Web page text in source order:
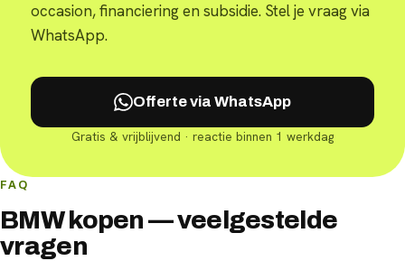
occasion, financiering en subsidie. Stel je vraag via
WhatsApp.
Offerte via WhatsApp
Gratis & vrijblijvend · reactie binnen 1 werkdag
FAQ
BMW kopen — veelgestelde
vragen